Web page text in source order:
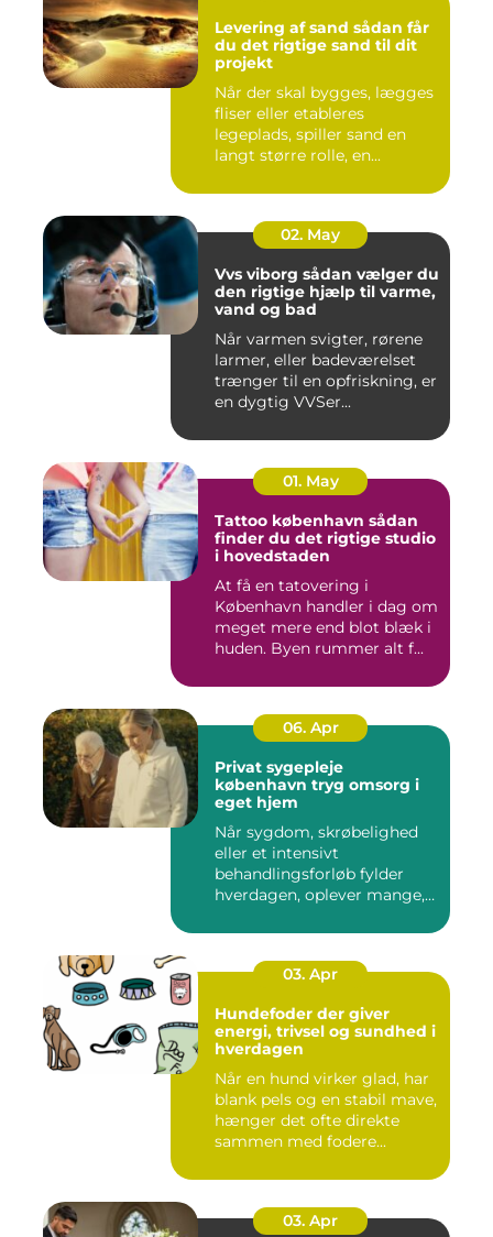
Levering af sand sådan får
du det rigtige sand til dit
projekt
Når der skal bygges, lægges
fliser eller etableres
legeplads, spiller sand en
langt større rolle, en...
02. May
Vvs viborg sådan vælger du
den rigtige hjælp til varme,
vand og bad
Når varmen svigter, rørene
larmer, eller badeværelset
trænger til en opfriskning, er
en dygtig VVSer...
01. May
Tattoo københavn sådan
finder du det rigtige studio
i hovedstaden
At få en tatovering i
København handler i dag om
meget mere end blot blæk i
huden. Byen rummer alt f...
06. Apr
Privat sygepleje
københavn tryg omsorg i
eget hjem
Når sygdom, skrøbelighed
eller et intensivt
behandlingsforløb fylder
hverdagen, oplever mange,
03. Apr
Hundefoder der giver
energi, trivsel og sundhed i
hverdagen
Når en hund virker glad, har
blank pels og en stabil mave,
hænger det ofte direkte
sammen med fodere...
03. Apr